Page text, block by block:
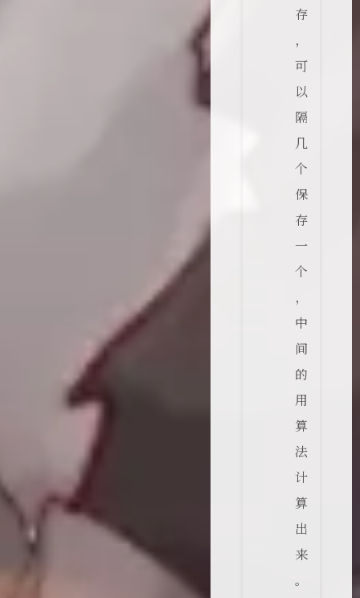
存
，
可
以
隔
几
个
保
存
一
个
，
中
间
的
用
算
法
计
算
出
来
。